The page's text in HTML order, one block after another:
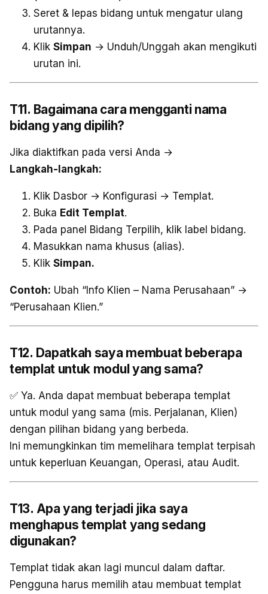
Seret & lepas bidang untuk mengatur ulang
urutannya.
Klik Simpan → Unduh/Unggah akan mengikuti
urutan ini.
T11. Bagaimana cara mengganti nama
bidang yang dipilih?
Jika diaktifkan pada versi Anda →
Langkah-langkah:
Klik Dasbor → Konfigurasi → Templat.
Buka Edit Templat.
Pada panel Bidang Terpilih, klik label bidang.
Masukkan nama khusus (alias).
Klik Simpan.
Contoh: Ubah “Info Klien – Nama Perusahaan” →
“Perusahaan Klien.”
T12. Dapatkah saya membuat beberapa
templat untuk modul yang sama?
✅ Ya. Anda dapat membuat beberapa templat
untuk modul yang sama (mis. Perjalanan, Klien)
dengan pilihan bidang yang berbeda.
Ini memungkinkan tim memelihara templat terpisah
untuk keperluan Keuangan, Operasi, atau Audit.
T13. Apa yang terjadi jika saya
menghapus templat yang sedang
digunakan?
Templat tidak akan lagi muncul dalam daftar.
Pengguna harus memilih atau membuat templat